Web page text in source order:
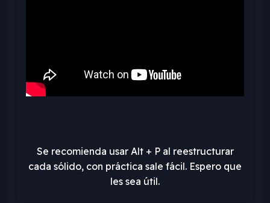
Se recomienda usar Alt + P al reestructurar
cada sólido, con práctica sale fácil. Espero que
les sea útil.